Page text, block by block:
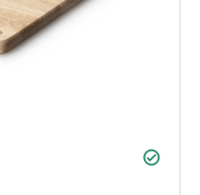
check_circle